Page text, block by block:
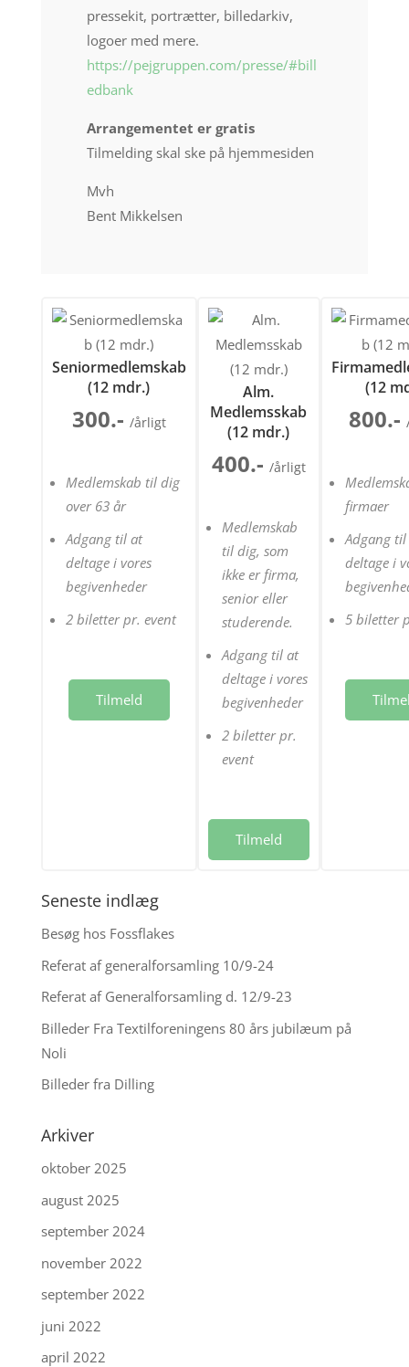
pressekit, portrætter, billedarkiv,
logoer med mere.
https://pejgruppen.com/presse/#bill
edbank
Arrangementet er gratis
Tilmelding skal ske på hjemmesiden
Mvh
Bent Mikkelsen
Seniormedlemskab
(12 mdr.)
300.- /årligt
Medlemskab til dig
over 63 år
Adgang til at
deltage i vores
begivenheder
2 biletter pr. event
Tilmeld
Alm.
Medlemsskab
(12 mdr.)
400.- /årligt
Medlemskab
til dig, som
ikke er firma,
senior eller
studerende.
Adgang til at
deltage i vores
begivenheder
2 biletter pr.
event
Tilmeld
(12
800.-
firmaer
Adgang
deltage i
5 biletter
Seneste indlæg
Besøg hos Fossflakes
Referat af generalforsamling 10/9-24
Referat af Generalforsamling d. 12/9-23
Billeder Fra Textilforeningens 80 års jubilæum på
Noli
Billeder fra Dilling
Arkiver
oktober 2025
august 2025
september 2024
november 2022
september 2022
juni 2022
april 2022